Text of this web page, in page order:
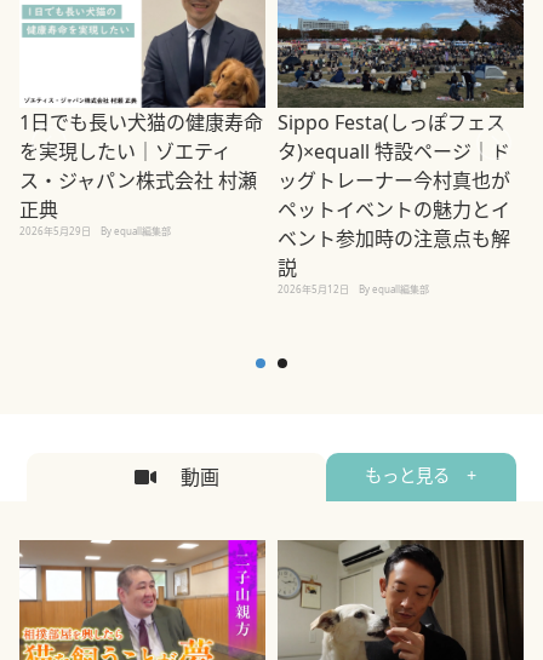
1日でも長い犬猫の健康寿命
を実現したい｜ゾエティ
ス・ジャパン株式会社 村瀬
正典
2026年5月29日 By equall編集部
Sippo Festa(しっぽフェス
タ)×equall 特設ページ｜ド
ッグトレーナー今村真也が
ペットイベントの魅力とイ
ベント参加時の注意点も解
説
2026年5月12日 By equall編集部
動画 もっと見る +